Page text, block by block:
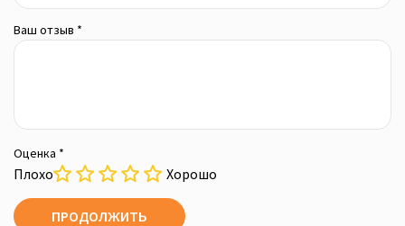
Ваш отзыв *
Оценка *
Плохо Хорошо
ПРОДОЛЖИТЬ